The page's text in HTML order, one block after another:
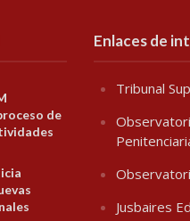
de
Enlaces de
Tribunal
Jusbaires